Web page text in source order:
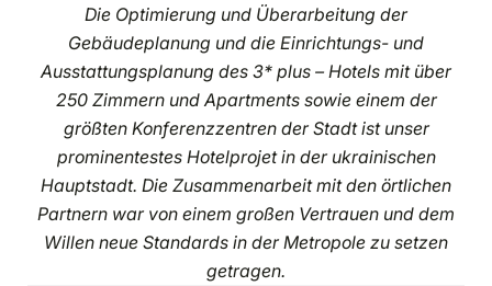
Die Optimierung und Überarbeitung der
Gebäudeplanung und die Einrichtungs- und
Ausstattungsplanung des 3* plus – Hotels mit über
250 Zimmern und Apartments sowie einem der
größten Konferenzzentren der Stadt ist unser
prominentestes Hotelprojet in der ukrainischen
Hauptstadt. Die Zusammenarbeit mit den örtlichen
Partnern war von einem großen Vertrauen und dem
Willen neue Standards in der Metropole zu setzen
getragen.